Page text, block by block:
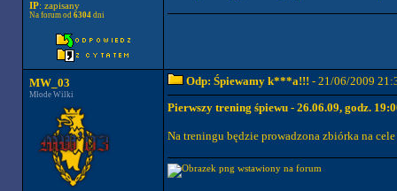
IP: zapisany
Na forum od 6304dni
MW_03
Młode Wilki
Odp: Śpiewamy k***a!!! - 21/06/2009
Pierwszy trening śpiewu - 26.06.09, godz.
Na treningu będzie prowadzona zbiórka na